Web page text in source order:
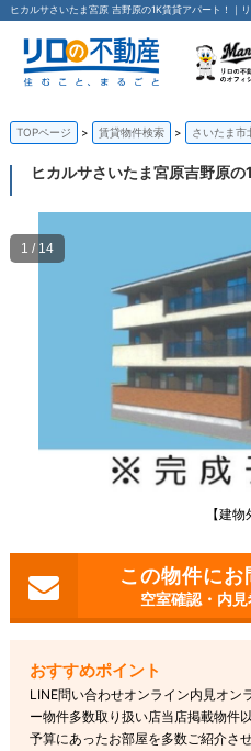
ヒカルサさいたま宮原 吉野原の1K賃貸アパート！｜
TOPページ 賃貸物件検索 さいたま市
ヒカルサさいたま宮原吉野原の
【建物
1 / 14
空室確認・内
LINE問い合わせオンライン内見オン
ー物件多数取り扱い店当店掲載物件
予算にあったお部屋を多数ご紹介さ